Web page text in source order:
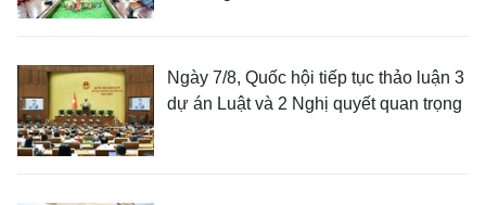
Ngày 7/8, Quốc hội tiếp tục thảo luận 3
dự án Luật và 2 Nghị quyết quan trọng